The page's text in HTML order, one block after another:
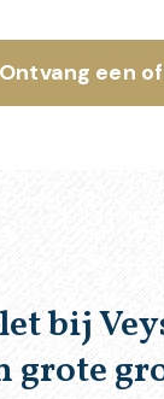
Ontvang een
bij
grote